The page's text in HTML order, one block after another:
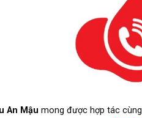
An Mậu mong được hợp tác